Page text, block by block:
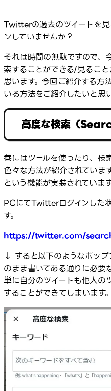
Twitterの過去のツイートを
ンしていませんか？
それは時間の無駄ですので、
索することができる/見るこ
思います。今回ご紹介する
いる方法をご紹介したいと思い
高度な検索（
巷にはツールを使ったり、検
色々な方法が紹介されてい
という機能が実装されています
PCにてTwitterログインした
す。
https://twitter.com/
↓ すると以下のようなポッ
のまま書いてある通りに必要
単に自分のツイートも他人の
することができてしまいます。